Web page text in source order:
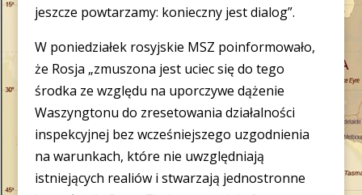
jeszcze powtarzamy: konieczny jest dialog”.
W poniedziałek rosyjskie MSZ poinformowało,
że Rosja „zmuszona jest uciec się do tego
środka ze względu na uporczywe dążenie
Waszyngtonu do zresetowania działalności
inspekcyjnej bez wcześniejszego uzgodnienia
na warunkach, które nie uwzględniają
istniejących realiów i stwarzają jednostronne